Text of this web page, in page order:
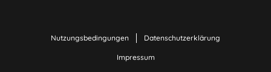
Nutzungsbedingungen Datenschutzerklärung
Impressum